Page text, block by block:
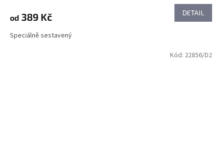
od 389 Kč DETAIL
Speciálně sestavený
Kód: 22856/D2